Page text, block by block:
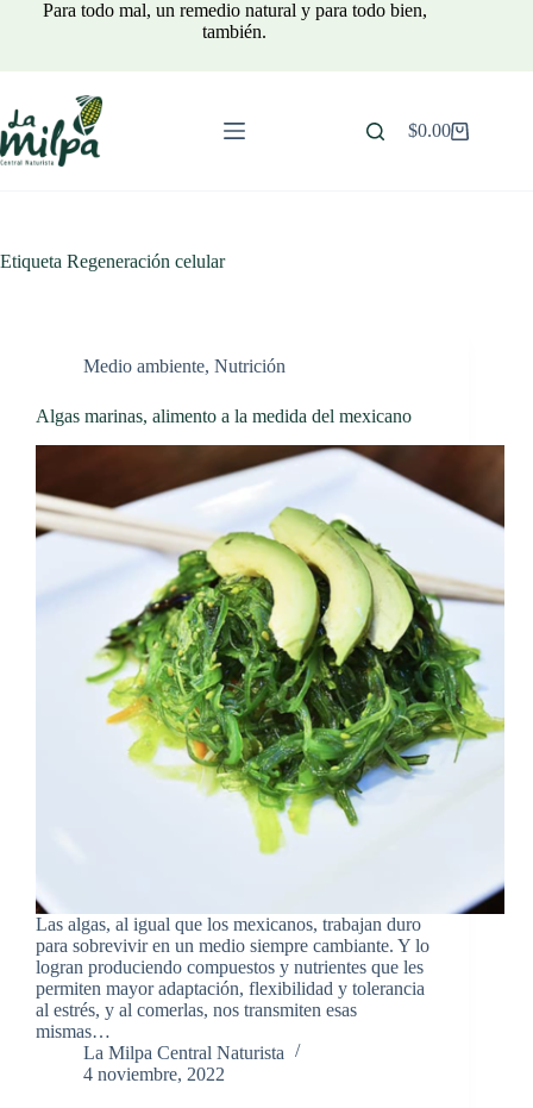
Para todo mal, un remedio natural y para todo bien,
también.
Carro
$0.00
Etiqueta Regeneración celular
Medio ambiente, Nutrición
Algas marinas, alimento a la medida del mexicano
Las algas, al igual que los mexicanos, trabajan duro
para sobrevivir en un medio siempre cambiante. Y lo
logran produciendo compuestos y nutrientes que les
permiten mayor adaptación, flexibilidad y tolerancia
al estrés, y al comerlas, nos transmiten esas
mismas…
La Milpa Central Naturista
4 noviembre, 2022